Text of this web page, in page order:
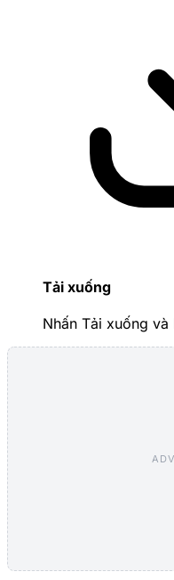
Tải xuống
Nhấn Tải xuống